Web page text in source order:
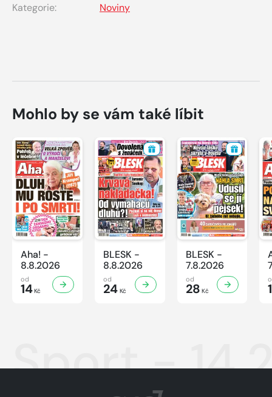
Kategorie:
Noviny
Mohlo by se vám také líbit
Aha! -
8.8.2026
od
14Kč
BLESK -
8.8.2026
od
24Kč
BLESK -
7.8.2026
od
28 Kč
Sport -